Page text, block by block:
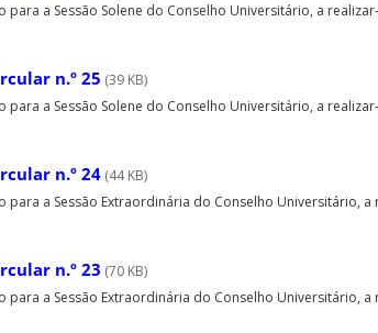
para a Sessão Solene do Conselho Universitário, a
n.º 25 (39 KB)
para a Sessão Solene do Conselho Universitário, a
n.º 24 (44 KB)
para a Sessão Extraordinária do Conselho Universitário,
n.º 23 (70 KB)
para a Sessão Extraordinária do Conselho Universitário,